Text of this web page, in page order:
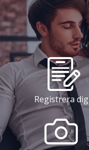
Registrera dig